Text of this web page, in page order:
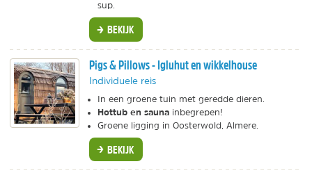
sup.
BEKIJK
Pigs & Pillows - Igluhut en wikkelhouse
Individuele reis
In een groene tuin met geredde dieren.
Hottub en sauna inbegrepen!
Groene ligging in Oosterwold, Almere.
BEKIJK